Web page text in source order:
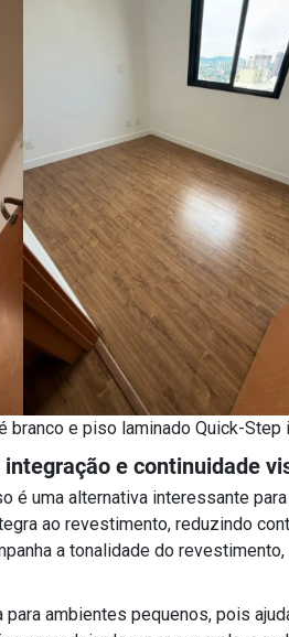
branco e piso laminado Quick-
e continuidade
é uma alternativa interessante
ao revestimento, reduzindo
a tonalidade do
ambientes pequenos, pois